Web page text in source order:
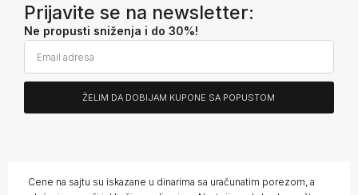
Prijavite se na newsletter:
Ne propusti sniženja i do 30%!
ŽELIM DA DOBIJAM KUPONE SA POPUSTOM
Cene na sajtu su iskazane u dinarima sa uračunatim porezom, a